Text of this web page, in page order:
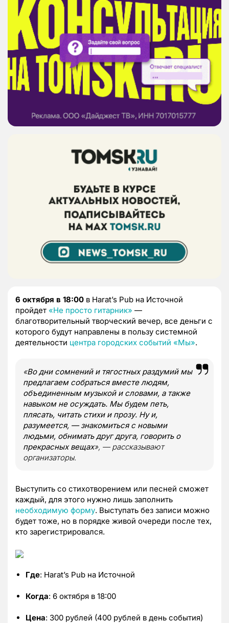
6 октября в 18:00 в Harat’s Pub на Источной
пройдет «Не просто гитарник» —
благотворительный творческий вечер, все деньги с
которого будут направлены в пользу системной
деятельности центра городских событий «Мы».
«Во дни сомнений и тягостных раздумий мы
предлагаем собраться вместе людям,
объединенным музыкой и словами, а также
навыком не осуждать. Мы будем петь,
плясать, читать стихи и прозу. Ну и,
разумеется, — знакомиться с новыми
людьми, обнимать друг друга, говорить о
прекрасных вещах», — рассказывают
организаторы.
Выступить со стихотворением или песней сможет
каждый, для этого нужно лишь заполнить
необходимую форму. Выступать без записи можно
будет тоже, но в порядке живой очереди после тех,
кто зарегистрировался.
Где: Harat’s Pub на Источной
Когда: 6 октября в 18:00
Цена: 300 рублей (400 рублей в день события)